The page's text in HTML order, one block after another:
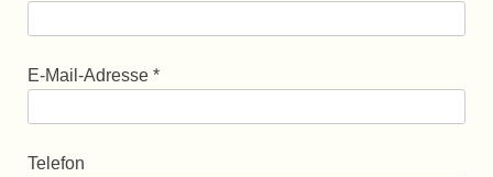
E-Mail-Adresse *
Telefon